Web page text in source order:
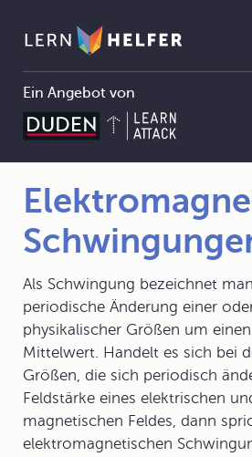
Ein Angebot von
Pfadnavigation
4.4.2 Elektromagnetische Schwingungen
Als Schwingung bezeichnet
periodische Änderung einer
physikalischer Größen um
Mittelwert. Handelt es sich bei
Größen, die sich periodisch
Feldstärke eines elektrischen
magnetischen Feldes, dann
elektromagnetischen